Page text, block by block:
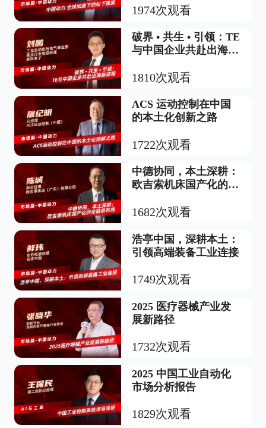
1974次观看
破界 • 共生 • 引领：TE
与中国企业共赴出海新
1810次观看
ACS 运动控制在中国
的本土化创新之路
1722次观看
中德协同，本土深耕：
欧吉索机床国产化的全
1682次观看
浩亭中国，深耕本土：
引领高端装备工业连接
1749次观看
2025 医疗器械产业发
展新路径
1732次观看
2025 中国工业自动化
市场分析报告
1829次观看